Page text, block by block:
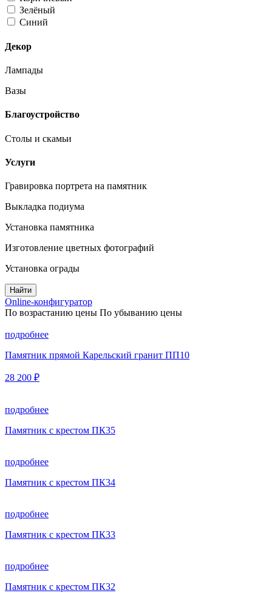
Зелёный
Синий
Декор
Лампады
Вазы
Благоустройство
Столы и скамьи
Услуги
Гравировка портрета на памятник
Выкладка подиума
Установка памятника
Изготовление цветных фотографий
Установка ограды
Найти
Online-конфигуратор
По возрастанию цены По убыванию цены
подробнее
Памятник прямой Карельский гранит ПП10
28 200 ₽
подробнее
Памятник с крестом ПК35
подробнее
Памятник с крестом ПК34
подробнее
Памятник с крестом ПК33
подробнее
Памятник с крестом ПК32